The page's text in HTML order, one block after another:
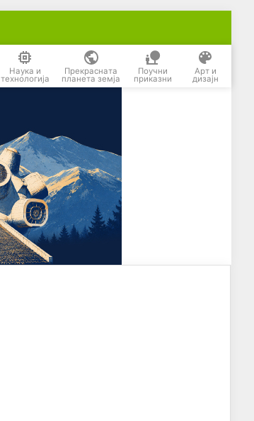
Наука и
технологија
Прекрасната
планета земја
Поучни
приказни
Арт и
дизајн